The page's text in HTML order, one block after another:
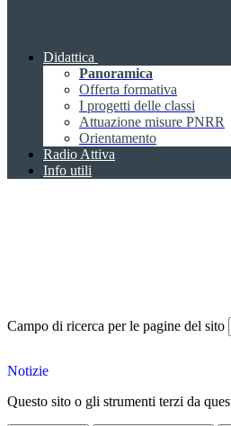
Didattica
Panoramica
Offerta formativa
I progetti delle classi
Attuazione misure PNRR
Orientamento
Radio Attiva
Info utili
Campo di ricerca per le pagine del sito
Notizie
Questo sito o gli strumenti terzi da